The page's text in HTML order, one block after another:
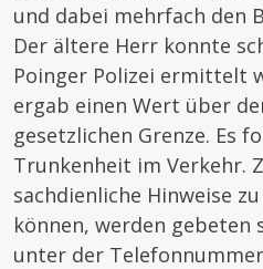
und dabei mehrfach den
Der ältere Herr konnte
Poinger Polizei ermittelt
ergab einen Wert über
gesetzlichen Grenze. Es
Trunkenheit im Verkehr.
sachdienliche Hinweise
können, werden gebeten
unter der Telefonnummer